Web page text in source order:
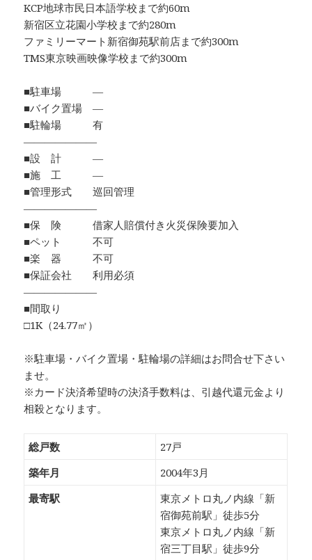
KCP地球市民日本語学校まで約60m
新宿区立花園小学校まで約280m
ファミリーマート新宿御苑駅前店まで約300m
TMS東京映画映像学校まで約300m
■駐車場 ―
■バイク置場 ―
■駐輪場 有
―――――――
■設 計 ―
■施 工 ―
■管理形式 巡回管理
―――――――
■保 険 借家人賠償付き火災保険要加入
■ペット 不可
■楽 器 不可
■保証会社 利用必須
―――――――
■間取り
□1K（24.77㎡）
※駐車場・バイク置場・駐輪場の詳細はお問合せ下さい
ませ。
※カード決済希望時の決済手数料は、引越代還元金より
相殺となります。
総戸数
27戸
築年月
2004年3月
最寄駅
東京メトロ丸ノ内線「新
宿御苑前駅」徒歩5分
東京メトロ丸ノ内線「新
宿三丁目駅」徒歩9分